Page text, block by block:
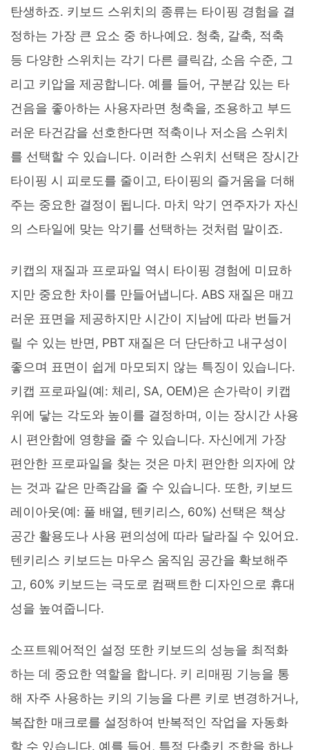
탄생하죠. 키보드 스위치의 종류는 타이핑 경험을 결
정하는 가장 큰 요소 중 하나예요. 청축, 갈축, 적축
등 다양한 스위치는 각기 다른 클릭감, 소음 수준, 그
리고 키압을 제공합니다. 예를 들어, 구분감 있는 타
건음을 좋아하는 사용자라면 청축을, 조용하고 부드
러운 타건감을 선호한다면 적축이나 저소음 스위치
를 선택할 수 있습니다. 이러한 스위치 선택은 장시간
타이핑 시 피로도를 줄이고, 타이핑의 즐거움을 더해
주는 중요한 결정이 됩니다. 마치 악기 연주자가 자신
의 스타일에 맞는 악기를 선택하는 것처럼 말이죠.
키캡의 재질과 프로파일 역시 타이핑 경험에 미묘하
지만 중요한 차이를 만들어냅니다. ABS 재질은 매끄
러운 표면을 제공하지만 시간이 지남에 따라 번들거
릴 수 있는 반면, PBT 재질은 더 단단하고 내구성이
좋으며 표면이 쉽게 마모되지 않는 특징이 있습니다.
키캡 프로파일(예: 체리, SA, OEM)은 손가락이 키캡
위에 닿는 각도와 높이를 결정하며, 이는 장시간 사용
시 편안함에 영향을 줄 수 있습니다. 자신에게 가장
편안한 프로파일을 찾는 것은 마치 편안한 의자에 앉
는 것과 같은 만족감을 줄 수 있습니다. 또한, 키보드
레이아웃(예: 풀 배열, 텐키리스, 60%) 선택은 책상
공간 활용도나 사용 편의성에 따라 달라질 수 있어요.
텐키리스 키보드는 마우스 움직임 공간을 확보해주
고, 60% 키보드는 극도로 컴팩트한 디자인으로 휴대
성을 높여줍니다.
소프트웨어적인 설정 또한 키보드의 성능을 최적화
하는 데 중요한 역할을 합니다. 키 리매핑 기능을 통
해 자주 사용하는 키의 기능을 다른 키로 변경하거나,
복잡한 매크로를 설정하여 반복적인 작업을 자동화
할 수 있습니다. 예를 들어, 특정 단축키 조합을 하나